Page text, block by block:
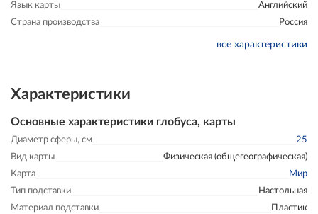
Язык карты
Английский
Страна производства
Россия
все характеристики
Характеристики
Основные характеристики глобуса, карты
Диаметр сферы, см
25
Вид карты
Физическая (общегеографическая)
Карта
Мир
Тип подставки
Настольная
Материал подставки
Пластик